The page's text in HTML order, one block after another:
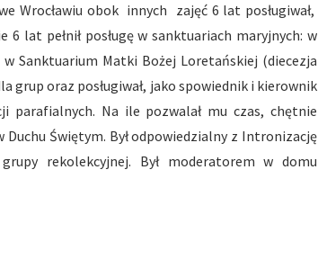
Wrocławiu obok innych zajęć 6 lat posługiwał,
lat pełnił posługę w sanktuariach maryjnych: w
Sanktuarium Matki Bożej Loretańskiej (diecezja
grup oraz posługiwał, jako spowiednik i kierownik
parafialnych. Na ile pozwalał mu czas, chętnie
Duchu Świętym. Był odpowiedzialny z Intronizację
rekolekcyjnej. Był moderatorem w domu